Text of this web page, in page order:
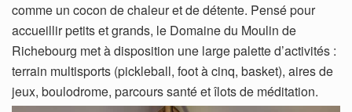
comme un cocon de chaleur et de détente. Pensé pour
accueillir petits et grands, le Domaine du Moulin de
Richebourg met à disposition une large palette d’activités :
terrain multisports (pickleball, foot à cinq, basket), aires de
jeux, boulodrome, parcours santé et îlots de méditation.